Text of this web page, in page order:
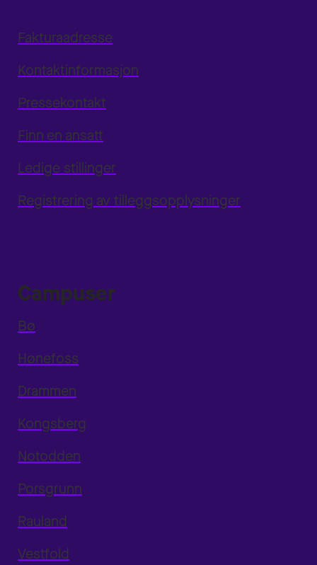
Fakturaadresse
Kontaktinformasjon
Pressekontakt
Finn en ansatt
Ledige stillinger
Registrering av tilleggsopplysninger
Campuser
Bø
Hønefoss
Drammen
Kongsberg
Notodden
Porsgrunn
Rauland
Vestfold